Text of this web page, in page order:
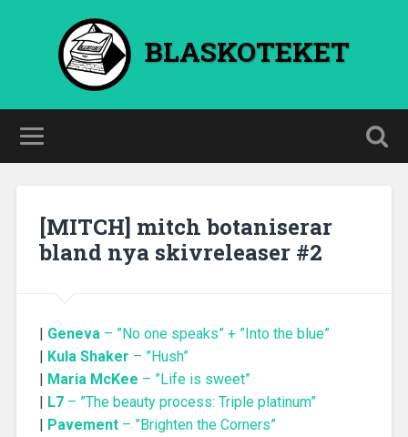
BLASKOTEKET
[MITCH] mitch botaniserar
bland nya skivreleaser #2
| Geneva – ”No one speaks” + ”Into the blue”
| Kula Shaker – ”Hush”
| Maria McKee – ”Life is sweet”
| L7– ”The beauty process: Triple platinum”
| Pavement– ”Brighten the Corners”